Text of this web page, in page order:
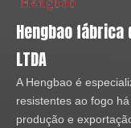
Hengbao
LTDA
A Hengbao é
resistentes ao fogo
produção e